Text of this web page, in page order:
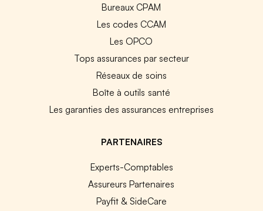
Bureaux CPAM
Les codes CCAM
Les OPCO
Tops assurances par secteur
Réseaux de soins
Boîte à outils santé
Les garanties des assurances entreprises
PARTENAIRES
Experts-Comptables
Assureurs Partenaires
Payfit & SideCare